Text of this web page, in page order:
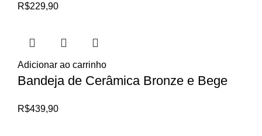
R$229,90
Adicionar ao carrinho
Bandeja de Cerâmica Bronze e Bege
R$439,90